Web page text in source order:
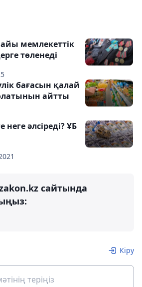
мемлекеттік
төленеді
бағасын қалай
айтты
неге әлсіреді? ҰБ
сайтында
Кіру